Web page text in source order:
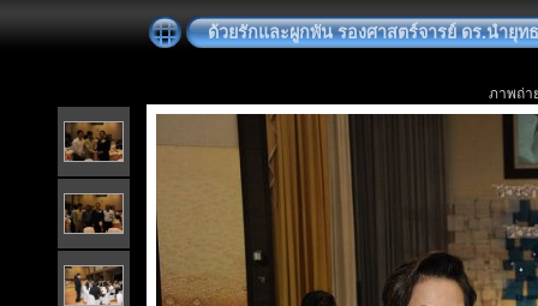
ด้วยรักและผูกพัน รองศาสตร์จารย์ ดร.นำยุท
ภาพถ่า